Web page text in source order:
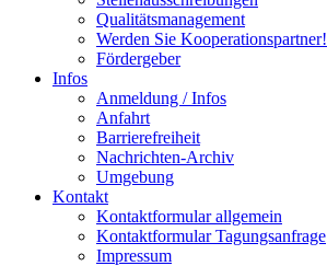
Qualitätsmanagement
Werden Sie Kooperationspartner!
Fördergeber
Infos
Anmeldung / Infos
Anfahrt
Barrierefreiheit
Nachrichten-Archiv
Umgebung
Kontakt
Kontaktformular allgemein
Kontaktformular Tagungsanfrage
Impressum